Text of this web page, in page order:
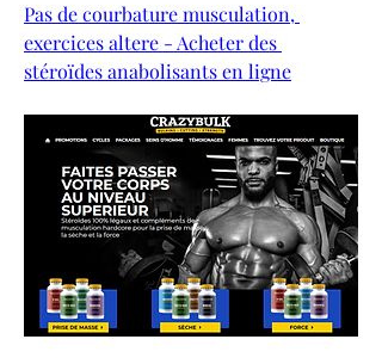
Pas de courbature musculation,
exercices altere - Acheter des
stéroïdes anabolisants en ligne